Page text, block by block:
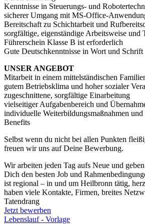
Kenntnisse in Steuerungs- und
sicherer Umgang mit MS-Office-
Bereitschaft zu Schichtarbeit und
sorgfältige, eigenständige Arbeitsweise und
Führerschein Klasse B ist erforderlich
Gute Deutschkenntnisse in Wort und Schrift
UNSER ANGEBOT
Mitarbeit in einem mittelständischen
gutem Betriebsklima und hoher sozialer
zugeschnittene, sorgfältige Einarbeitung
vielseitiger Aufgabenbereich und
individuelle Weiterbildungsmaßnahmen
Benefits
Selbst wenn du nicht bei allen Punkten
freuen wir uns auf Deine Bewerbung.
Wir arbeiten jeden Tag aufs Neue und
Dich den besten Job und
ist regional – in und um Heilbronn tätig,
haben viele Kontakte, Firmen, breites
Tatendrang
Jetzt bewerben
Lebenslauf - Vorlage